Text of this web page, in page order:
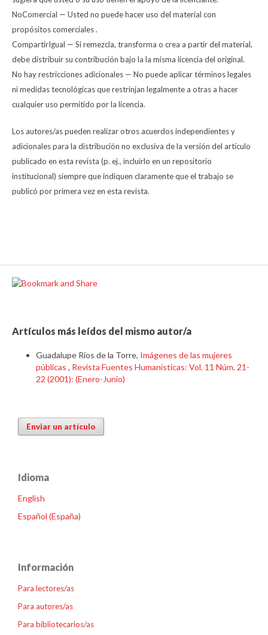
NoComercial — Usted no puede hacer uso del material con
propósitos comerciales .
CompartirIgual — Si remezcla, transforma o crea a partir del material,
debe distribuir su contribución bajo la la misma licencia del original.
No hay restricciones adicionales — No puede aplicar términos legales
ni medidas tecnológicas que restrinjan legalmente a otras a hacer
cualquier uso permitido por la licencia.
Los autores/as pueden realizar otros acuerdos independientes y
adicionales para la distribución no exclusiva de la versión del artículo
publicado en esta revista (p. ej., incluirlo en un repositorio
institucional) siempre que indiquen claramente que el trabajo se
publicó por primera vez en esta revista.
Artículos más leídos del mismo autor/a
Guadalupe Ríos de la Torre, Imágenes de las mujeres
públicas , Revista Fuentes Humanísticas: Vol. 11 Núm. 21-
22 (2001): (Enero-Junio)
Enviar un artículo
Idioma
English
Español (España)
Información
Para lectores/as
Para autores/as
Para bibliotecarios/as